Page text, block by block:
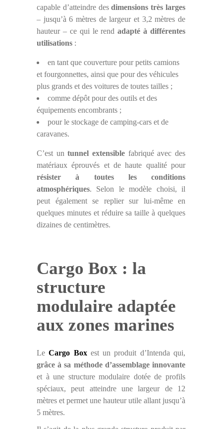
capable d’atteindre desdimensions très larges
– jusqu’à 6 mètres de largeur et 3,2 mètres de
hauteur – ce qui le rendadapté à différentes
utilisations :
en tant que couverture pour petits camions
et fourgonnettes, ainsi que pour des véhicules
plus grands et des voitures de toutes tailles ;
comme dépôt pour des outils et des
équipements encombrants ;
pour le stockage de camping-cars et de
caravanes.
C’est untunnel extensible fabriqué avec des
matériaux éprouvés et de haute qualité pour
résister à toutes les conditions
atmosphériques. Selon le modèle choisi, il
peut également se replier sur lui-même en
quelques minutes et réduire sa taille à quelques
dizaines de centimètres.
Cargo Box : la
structure
modulaire adaptée
aux zones marines
LeCargo Boxest un produit d’Intenda qui,
grâce à sa méthode d’assemblage innovante
et à une structure modulaire dotée de profils
spéciaux, peut atteindre une largeur de 12
mètres et permet une hauteur utile allant jusqu’à
5 mètres.